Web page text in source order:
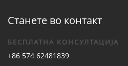
Станете во контакт
БЕСПЛАТНА КОНСУЛТАЦИЈА
+86 574 62481839